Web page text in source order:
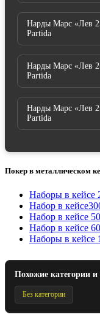
Нарды Марс «Лев
Partida
Нарды Марс «Лев
Partida
Нарды Марс «Лев
Partida
Покер в металлическом
Наборы в кейсе
Набор в
Набор в кейсе
Набор в кейсе
Наборы в кейсе
Похожие категории
Без категории